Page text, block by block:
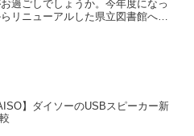
過ごしでしょうか。今年度になっ
リニューアルした県立図書館へ行
】ダイソーのUSBスピーカー新